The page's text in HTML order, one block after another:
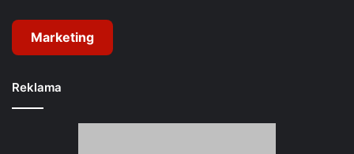
Marketing
Reklama